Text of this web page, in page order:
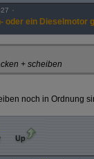
oder ein Dieselmotor
+ scheiben
noch in Ordnung